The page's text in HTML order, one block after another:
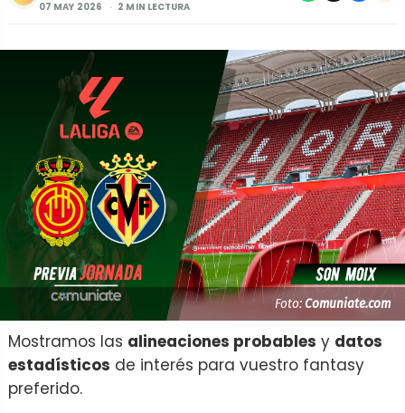
07 MAY 2026
2 MIN LECTURA
Foto:Comuniate.com
Mostramos las alineaciones probables y datos
estadísticos de interés para vuestro fantasy
preferido.